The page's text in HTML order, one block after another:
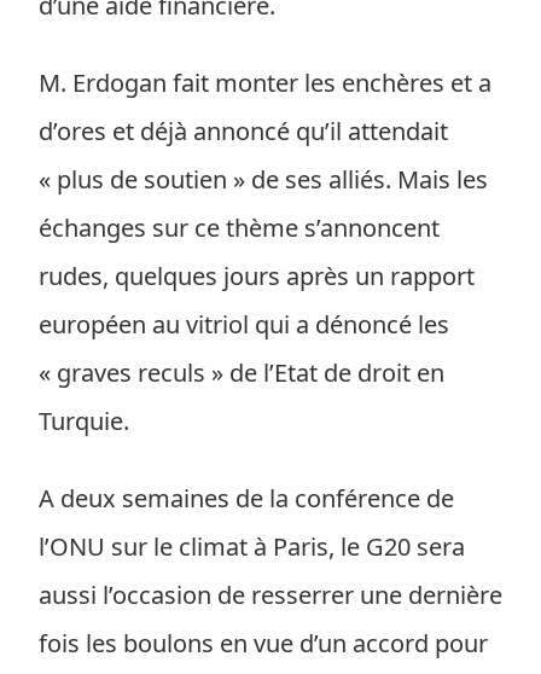
M. Erdogan fait monter les enchères et a
d’ores et déjà annoncé qu’il attendait
« plus de soutien » de ses alliés. Mais les
échanges sur ce thème s’annoncent
rudes, quelques jours après un rapport
européen au vitriol qui a dénoncé les
« graves reculs » de l’Etat de droit en
Turquie.
A deux semaines de la conférence de
l’ONU sur le climat à Paris, le G20 sera
aussi l’occasion de resserrer une dernière
fois les boulons en vue d’un accord pour